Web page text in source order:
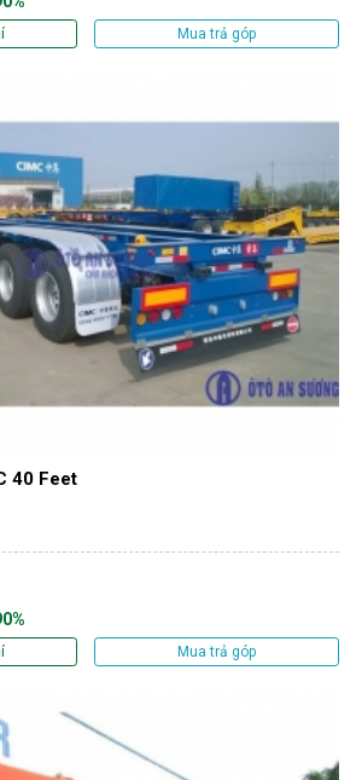
Mua trả góp
40 Feet
Mua trả góp